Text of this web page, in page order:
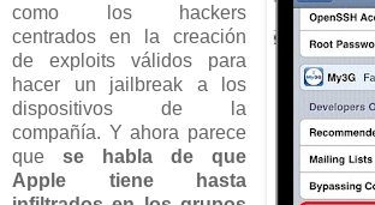
como los hackers
centrados en la creación
de exploits válidos para
hacer un jailbreak a los
dispositivos de la
compañía. Y ahora parece
quese habla de que
Apple tiene hasta